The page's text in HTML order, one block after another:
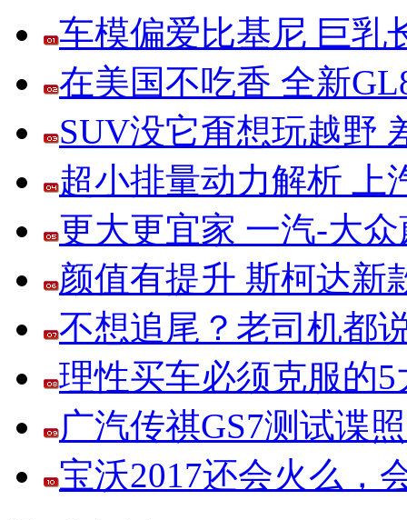
车模偏爱比基尼 巨乳
在美国不吃香 全新
SUV没它甭想玩越野
超小排量动力解析 上
更大更宜家 一汽-大
颜值有提升 斯柯达新
不想追尾？老司机都
理性买车必须克服的5
广汽传祺GS7测试谍
宝沃2017还会火么，